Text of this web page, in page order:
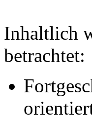
Inhaltlich
betrachtet: